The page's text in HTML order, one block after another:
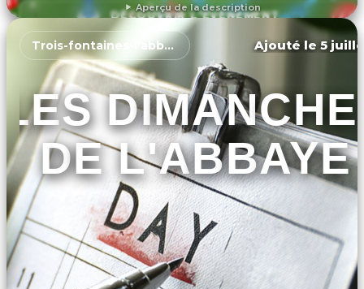
Aperçu de la description
DÉCOUVRIR L'ÉVÉNEMENT
Trois-fontaines-l'abbaye Ajouté le 5
LES
DE L'ABBAYE